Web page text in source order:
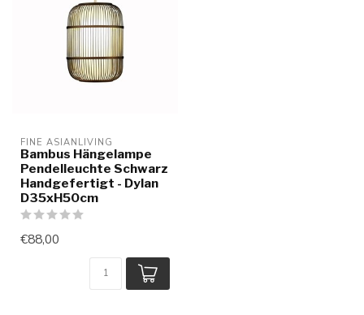
FINE ASIANLIVING
Bambus Hängelampe
Pendelleuchte Schwarz
Handgefertigt - Dylan
D35xH50cm
€88,00